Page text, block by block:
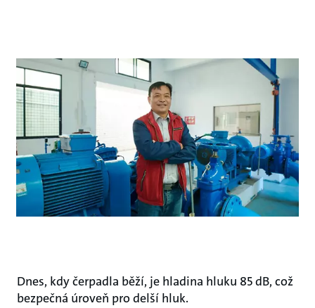
Dnes, kdy čerpadla běží, je hladina hluku 85 dB, což
bezpečná úroveň pro delší hluk.